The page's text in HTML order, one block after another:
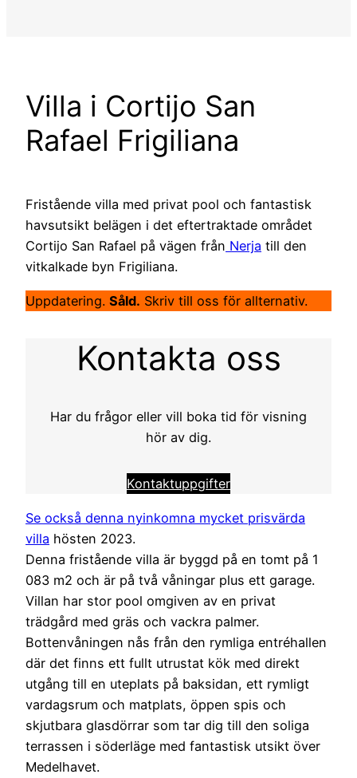
Villa i Cortijo San
Rafael Frigiliana
Fristående villa med privat pool och fantastisk
havsutsikt belägen i det eftertraktade området
Cortijo San Rafael på vägen från Nerja till den
vitkalkade byn Frigiliana.
Uppdatering. Såld. Skriv till oss för allternativ.
Kontakta oss
Har du frågor eller vill boka tid för visning
hör av dig.
Kontaktuppgifter
Se också denna nyinkomna mycket prisvärda
villa hösten 2023.
Denna fristående villa är byggd på en tomt på 1
083 m2 och är på två våningar plus ett garage.
Villan har stor pool omgiven av en privat
trädgård med gräs och vackra palmer.
Bottenvåningen nås från den rymliga entréhallen
där det finns ett fullt utrustat kök med direkt
utgång till en uteplats på baksidan, ett rymligt
vardagsrum och matplats, öppen spis och
skjutbara glasdörrar som tar dig till den soliga
terrassen i söderläge med fantastisk utsikt över
Medelhavet.